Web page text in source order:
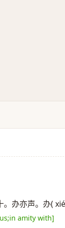
。办亦声。办(
amity with]